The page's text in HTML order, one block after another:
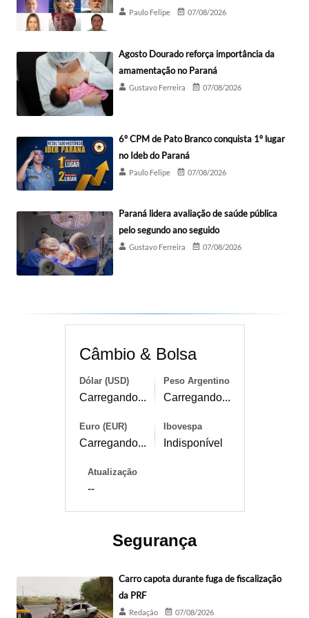
Paulo Felipe 07/08/2026
Agosto Dourado reforça importância da
amamentação no Paraná
Gustavo Ferreira 07/08/2026
6º CPM de Pato Branco conquista 1º lugar
no Ideb do Paraná
Paulo Felipe 07/08/2026
Paraná lidera avaliação de saúde pública
pelo segundo ano seguido
Gustavo Ferreira 07/08/2026
Câmbio & Bolsa
Dólar (USD)
Carregando...
Peso Argentino
Carregando...
Euro (EUR)
Carregando...
Ibovespa
Indisponível
Atualização
--
Segurança
Carro capota durante fuga de fiscalização
da PRF
Redação 07/08/2026